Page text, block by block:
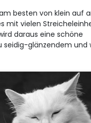
besten von klein auf
mit vielen
daraus eine schöne
seidig-glänzendem und